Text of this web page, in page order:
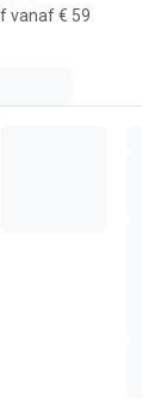
vanaf € 59